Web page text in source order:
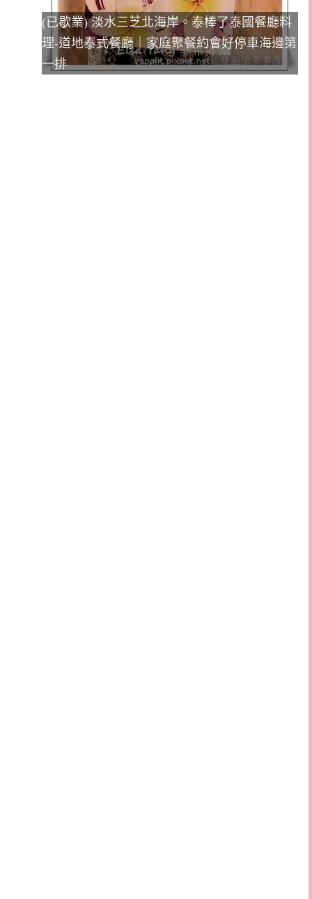
(已歇業) 淡水三芝北海岸。泰棒了泰國餐廳料
理-道地泰式餐廳｜家庭聚餐約會好停車海邊第
一排